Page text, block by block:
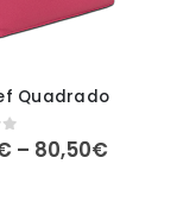
Quadrado
5
– 80,50€Price